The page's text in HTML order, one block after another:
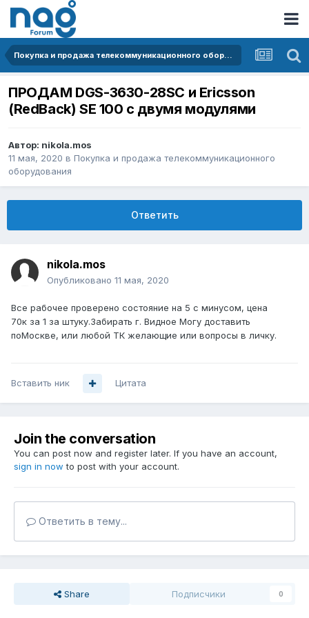
Покупка и продажа телекоммуникационного оборудования
ПРОДАМ DGS-3630-28SC и Ericsson
(RedBack) SE 100 с двумя модулями
Автор: nikola.mos
11 мая, 2020 в Покупка и продажа телекоммуникационного
оборудования
Ответить
nikola.mos
Опубликовано 11 мая, 2020
Все рабочее проверено состояние на 5 с минусом, цена
70к за 1 за штуку.Забирать г. Видное Могу доставить
поМоскве, или любой ТК желающие или вопросы в личку.
Вставить ник Цитата
Join the conversation
You can post now and register later. If you have an account,
sign in now to post with your account.
Ответить в тему...
Share Подписчики 0